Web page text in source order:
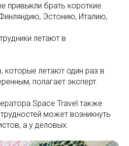
привыкли брать короткие
Эстонию, Италию,
летают в
которые летают один раз в
полагает эксперт.
Space Travel также
может возникнуть
а у деловых.